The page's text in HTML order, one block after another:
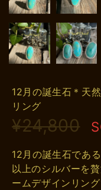
12月の誕生石＊天
リング
¥24,800
12月の誕生石であ
以上のシルバーを
ームデザインリング